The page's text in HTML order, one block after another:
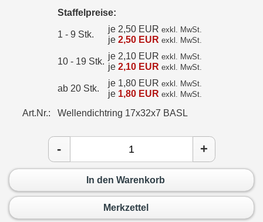
Staffelpreise:
1 - 9 Stk.
je 2,50 EUR exkl. MwSt.
je 2,50 EUR exkl. MwSt.
10 - 19 Stk.
je 2,10 EUR exkl. MwSt.
je 2,10 EUR exkl. MwSt.
ab 20 Stk.
je 1,80 EUR exkl. MwSt.
je 1,80 EUR exkl. MwSt.
Art.Nr.: Wellendichtring 17x32x7 BASL
- +
In den Warenkorb
Merkzettel